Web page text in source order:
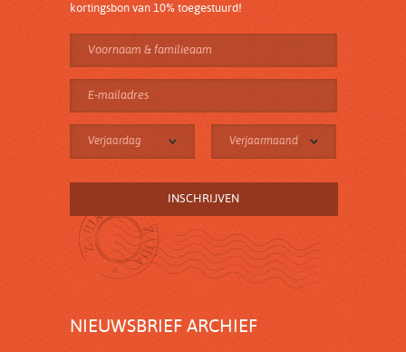
kortingsbon van 10% toegestuurd!
Verjaardag Verjaarmaand
NIEUWSBRIEF ARCHIEF